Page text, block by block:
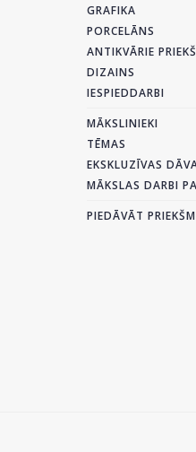
GRAFIKA
PORCELĀNS
ANTIKVĀRIE
DIZAINS
IESPIEDDARBI
MĀKSLINIEKI
TĒMAS
EKSKLUZĪVAS
MĀKSLAS DARBI
PIEDĀVĀT